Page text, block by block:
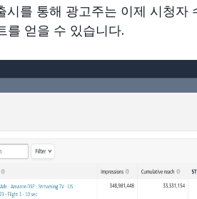
시를 통해 광고주는 이제 시청자
를 얻을 수 있습니다.